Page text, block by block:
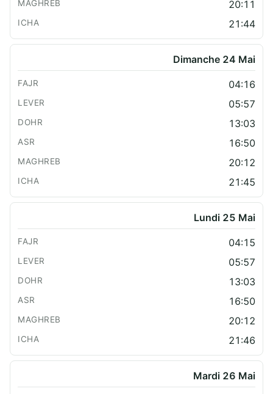
20:11
21:44
Dimanche 24 Mai
04:16
05:57
13:03
16:50
20:12
21:45
Lundi 25 Mai
04:15
05:57
13:03
16:50
20:12
21:46
Mardi 26 Mai